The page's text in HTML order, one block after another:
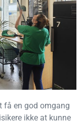
få en god omgang
ikke at kunne